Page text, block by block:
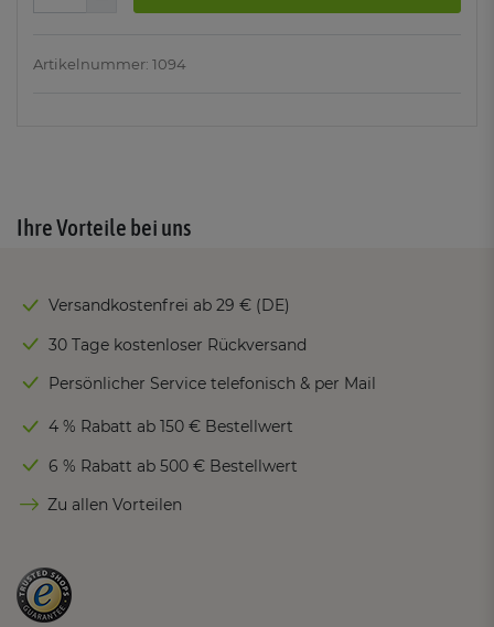
Artikelnummer: 1094
Ihre Vorteile bei uns
Versandkostenfrei ab 29 € (DE)
30 Tage kostenloser Rückversand
Persönlicher Service telefonisch & per Mail
4 % Rabatt ab 150 € Bestellwert
6 % Rabatt ab 500 € Bestellwert
Zu allen Vorteilen